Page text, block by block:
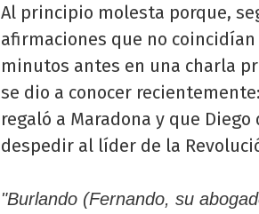
Al principio molesta porque,
afirmaciones que no
minutos antes en una charla
se dio a conocer
regaló a Maradona y que
despedir al líder de la
"Burlando (Fernando, su